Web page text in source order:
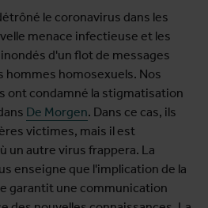
le coronavirus dans les
menace infectieuse et les
d'un flot de messages
hommes homosexuels. Nos
ont condamné la stigmatisation
De Morgen. Dans ce cas, ils
victimes, mais il est
un autre virus frappera. La
enseigne que l'implication de la
garantit une communication